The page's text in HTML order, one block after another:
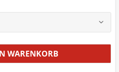
WARENKORB